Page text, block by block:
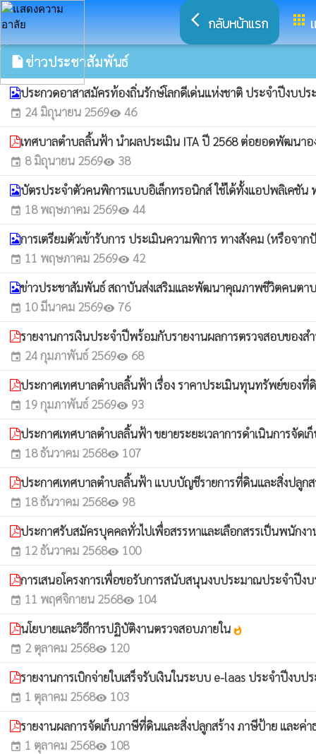
arrow_back_ios กลับหน้าแรก apps
insert_drive_fileข่าวประชาสัมพันธ์
ประกวดอาสาสมัครท้องถิ่นรักษ์โลกดีเด่นแห่งชาติ ประจำปีงบป
event 24 มิถุนายน 2569visibility 46
เทศบาลตำบลลิ้นฟ้า นำผลประเมิน ITA ปี 2568 ต่อยอดพัฒนา
event 8 มิถุนายน 2569visibility 38
บัตรประจำตัวคนพิการแบบอิเล็กทรอนิกส์ ใช้ได้ทั้งแอปพลิเคชัน
event 18 พฤษภาคม 2569visibility 44
การเตรียมตัวเข้ารับการ ประเมินความพิการ ทางสังคม (หรือจ
event 11 พฤษภาคม 2569visibility 42
ข่าวประชาสัมพันธ์ สถาบันส่งเสริมและพัฒนาคุณภาพชีวิตคนตา
event 10 มีนาคม 2569visibility 76
รายงานการเงินประจำปีพร้อมกับรายงานผลการตรวจสอบขอ
event 24 กุมภาพันธ์ 2569visibility 68
ประกาศเทศบาลตำบลลิ้นฟ้า เรื่อง ราคาประเมินทุนทรัพย์ของ
event 19 กุมภาพันธ์ 2569visibility 93
ประกาศเทศบาลตำบลลิ้นฟ้า ขยายระยะเวลาการดำเนินการจั
event 18 ธันวาคม 2568visibility 107
ประกาศเทศบาลตำบลลิ้นฟ้า แบบบัญชีรายการที่ดินและสิ่งปลู
event 18 ธันวาคม 2568visibility 98
ประกาศรับสมัครบุคคลทั่วไปเพื่อสรรหาและเลือกสรรเป็นพนักง
event 12 ธันวาคม 2568visibility 100
การเสนอโครงการเพื่อขอรับการสนับสนุนงบประมาณประจำ
event 11 พฤศจิกายน 2568visibility 104
นโยบายและวิธีการปฏิบัติงานตรวจสอบภายใน whatshot
event 2 ตุลาคม 2568visibility 120
รายงานการเบิกจ่ายใบเสร็จรับเงินในระบบ e-laas ประจำปีง
event 1 ตุลาคม 2568visibility 103
รายงานผลการจัดเก็บภาษีที่ดินและสิ่งปลูกสร้าง ภาษีป้าย และ
event 1 ตุลาคม 2568visibility 108